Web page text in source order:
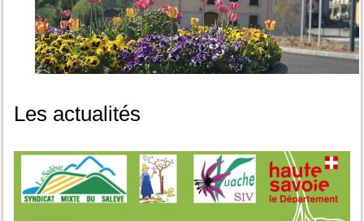
Les actualités